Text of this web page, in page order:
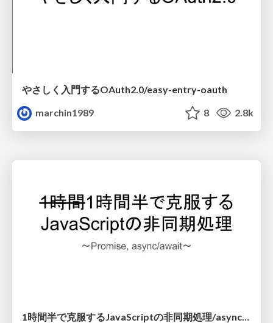
やさしく入門するOAuth2.0/easy-entry-oauth
marchin1989
8 2.8k
1時間半で克服するJavaScriptの非同期処理/async_javascript_kokufuku